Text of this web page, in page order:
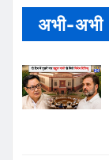
अभी-अभी